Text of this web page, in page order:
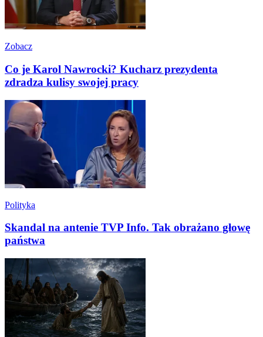
Zobacz
Co je Karol Nawrocki? Kucharz prezydenta
zdradza kulisy swojej pracy
Polityka
Skandal na antenie TVP Info. Tak obrażano głowę
państwa